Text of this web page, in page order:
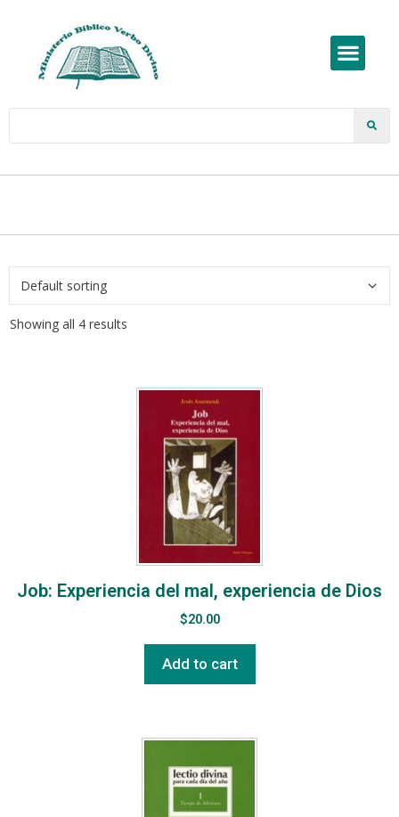
Showing all 4 results
Job: Experiencia del mal, experiencia de Dios
$20.00
Add to cart